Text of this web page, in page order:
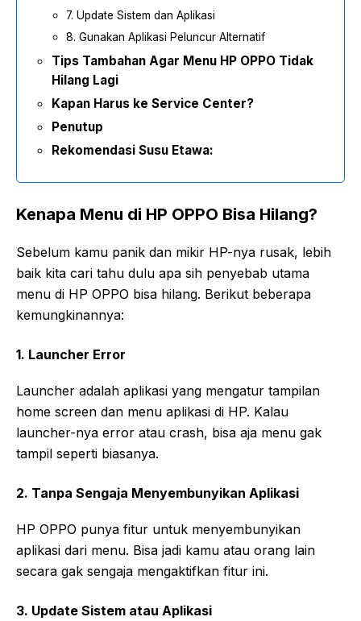
7. Update Sistem dan Aplikasi
8. Gunakan Aplikasi Peluncur Alternatif
Tips Tambahan Agar Menu HP OPPO Tidak
Hilang Lagi
Kapan Harus ke Service Center?
Penutup
Rekomendasi Susu Etawa:
Kenapa Menu di HP OPPO Bisa Hilang?
Sebelum kamu panik dan mikir HP-nya rusak, lebih
baik kita cari tahu dulu apa sih penyebab utama
menu di HP OPPO bisa hilang. Berikut beberapa
kemungkinannya:
1. Launcher Error
Launcher adalah aplikasi yang mengatur tampilan
home screen dan menu aplikasi di HP. Kalau
launcher-nya error atau crash, bisa aja menu gak
tampil seperti biasanya.
2. Tanpa Sengaja Menyembunyikan Aplikasi
HP OPPO punya fitur untuk menyembunyikan
aplikasi dari menu. Bisa jadi kamu atau orang lain
secara gak sengaja mengaktifkan fitur ini.
3. Update Sistem atau Aplikasi